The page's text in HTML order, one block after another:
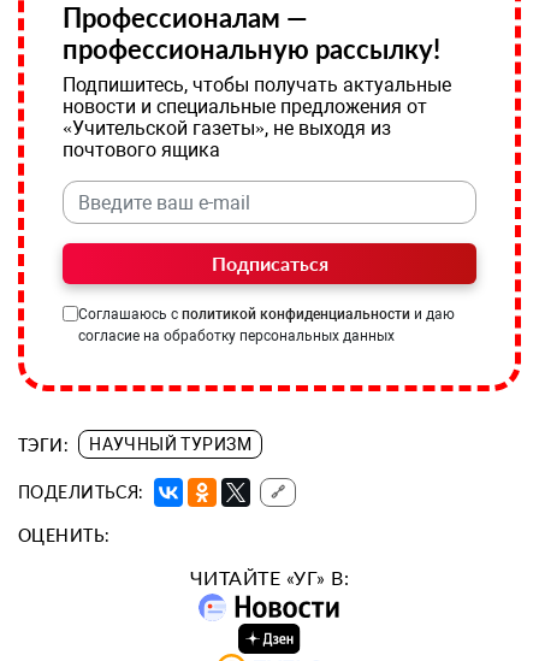
Профессионалам —
профессиональную рассылку!
Подпишитесь, чтобы получать актуальные
новости и специальные предложения от
«Учительской газеты», не выходя из
почтового ящика
Подписаться
Соглашаюсь с политикой конфиденциальности и даю
согласие на обработку персональных данных
ТЭГИ: НАУЧНЫЙ ТУРИЗМ
ПОДЕЛИТЬСЯ: 🔗
ОЦЕНИТЬ:
ЧИТАЙТЕ «УГ» В: